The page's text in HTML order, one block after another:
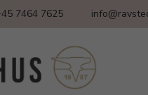
7464 7625